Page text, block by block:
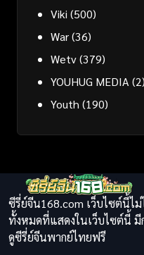
Viki (500)
War(36)
Wetv(379)
YOUHUG MEDIA(2)
Youth (190)
ซีรี่ย์จีน168.com เว็บไซต์นี้ไ
ทั้งหมดที่แสดงในเว็บไซต์นี้ มี
ดูซีรี่ย์จีนพากย์ไทยฟรี